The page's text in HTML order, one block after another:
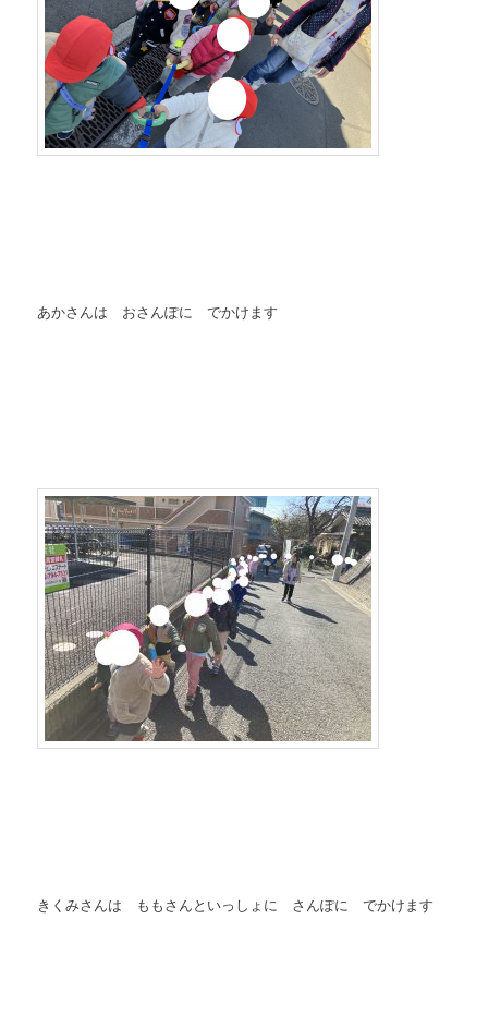
あかさんは おさんぽに でかけます
きくみさんは ももさんといっしょに さんぽに でかけます